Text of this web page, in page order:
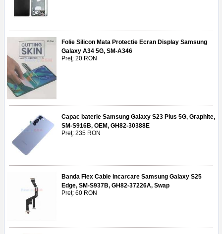
Folie Silicon Mata Protectie Ecran Display Samsung
Galaxy A34 5G, SM-A346
Preţ: 20 RON
Capac baterie Samsung Galaxy S23 Plus 5G, Graphite,
SM-S916B, OEM, GH82-30388E
Preţ: 235 RON
Banda Flex Cable incarcare Samsung Galaxy S25
Edge, SM-S937B, GH82-37226A, Swap
Preţ: 60 RON